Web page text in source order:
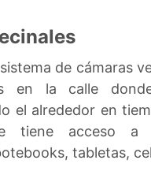
de cámaras
en la calle
el alrededor en
tiene acceso a
tabletas,